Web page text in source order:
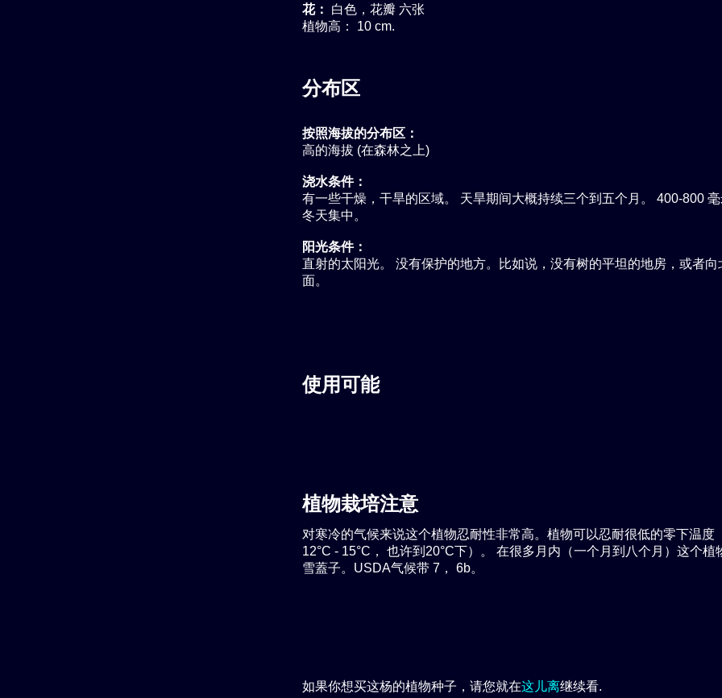
花： 白色，花瓣 六张
植物高： 10 cm.
分布区
按照海拔的分布区：
高的海拔 (在森林之上)
浇水条件：
有一些干燥，干旱的区域。 天旱期间大概持续三个到五个月。 400-800
冬天集中。
阳光条件：
直射的太阳光。 没有保护的地方。比如说，没有树的平坦的地房，或者向
面。
使用可能
植物栽培注意
对寒冷的气候来说这个植物忍耐性非常高。植物可以忍耐很低的零下温度
12°C - 15°C， 也许到20°C下）。 在很多月内（一个月到八个月）这个植
雪蓋子。USDA气候带 7， 6b。
如果你想买这杨的植物种子，请您就在这儿离继续看.